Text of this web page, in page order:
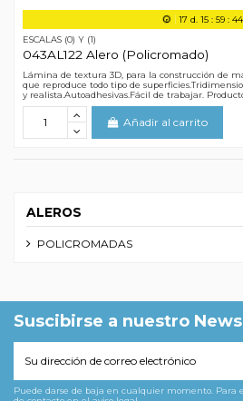
17 d. 15 :59 :44
ESCALAS (0) Y (1)
043AL122 Alero (Policromado)
Lámina de textura 3D, para la construcción de
que reproduce todo tipo de
y realista.Autoadhesivas.Fácil de trabajar.
Añadir al carrito
ALEROS
POLICROMADAS
Suscibirse a nuestro
Puede darse de baja en cualquier momento. Para